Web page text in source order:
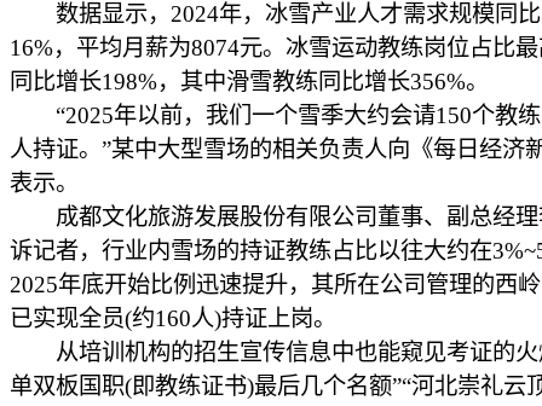
数据显示，2024年，冰雪产业人才需求规模同
16%，平均月薪为8074元。冰雪运动教练岗位占比
同比增长198%，其中滑雪教练同比增长356%。
“2025年以前，我们一个雪季大约会请150个教
人持证。”某中大型雪场的相关负责人向《每日经济
表示。
成都文化旅游发展股份有限公司董事、副总经理
诉记者，行业内雪场的持证教练占比以往大约在
2025年底开始比例迅速提升，其所在公司管理的西
已实现全员(约160人)持证上岗。
从培训机构的招生宣传信息中也能窥见考证的火
单双板国职(即教练证书)最后几个名额”“河北崇礼云